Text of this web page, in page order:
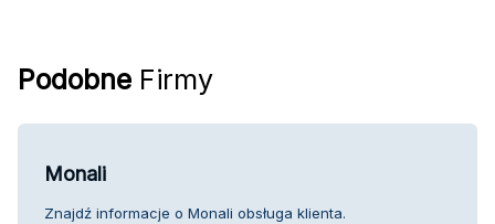
Podobne Firmy
Monali
Znajdź informacje o Monali obsługa klienta.